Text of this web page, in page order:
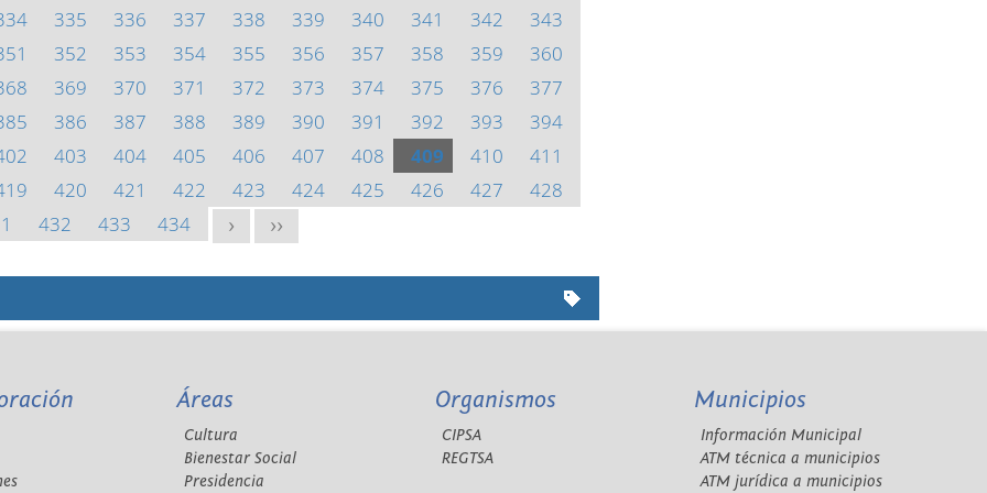
335 336 337 338 339 340 341 342
343
352 353 354 355 356 357 358 359
360
369 370 371 372 373 374 375 376
377
386 387 388 389 390 391 392 393
394
403 404 405 406 407 408 409 410
411
420 421 422 423 424 425 426 427
428
432 433 434 > >>
Áreas
Cultura
Bienestar Social
Presidencia
Organismos
CIPSA
REGTSA
Municipios
Información Municipal
ATM técnica a municipios
ATM jurídica a municipios